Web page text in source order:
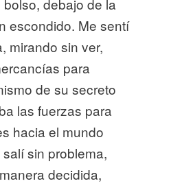
debajo de la
escondido. Me sentí
mirando sin ver,
para
de su secreto
las fuerzas para
hacia el mundo
sin problema,
decidida,